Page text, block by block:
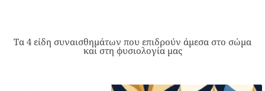
Τα 4 είδη συναισθημάτων που επιδρούν άμεσα στο σώμα
και στη φυσιολογία μας